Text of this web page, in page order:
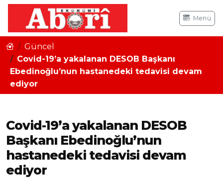
Menü
Güncel
Covid-19’a yakalanan DESOB Başkanı
Ebedinoğlu’nun hastanedeki tedavisi devam
ediyor
Covid-19’a yakalanan DESOB
Başkanı Ebedinoğlu’nun
hastanedeki tedavisi devam
ediyor